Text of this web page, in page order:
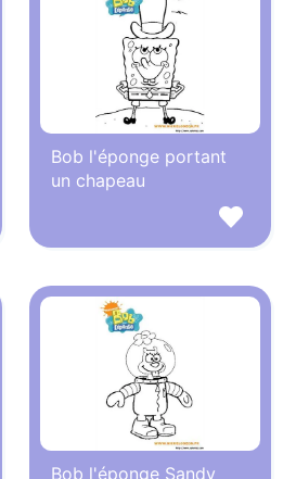
Bob l'éponge portant
un chapeau
Bob l'éponge Sandy